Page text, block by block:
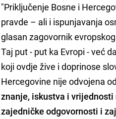
"Priključenje Bosne i
pravde – ali i ispunjavanja
glasan zagovornik
Taj put - put ka Evropi - već
koji ovdje žive i doprinose
Hercegovine nije odvojena
znanje, iskustva i
zajedničke odgovornosti i